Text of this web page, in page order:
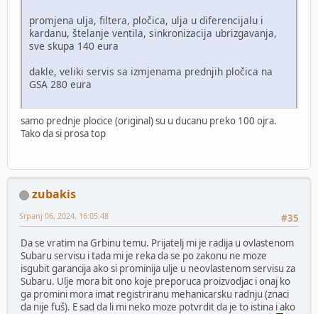
promjena ulja, filtera, pločica, ulja u diferencijalu i
kardanu, štelanje ventila, sinkronizacija ubrizgavanja,
sve skupa 140 eura
dakle, veliki servis sa izmjenama prednjih pločica na
GSA 280 eura
samo prednje plocice (original) su u ducanu preko 100 ojra.
Tako da si prosa top
zubakis
#35
Srpanj 06, 2024, 16:05:48
Da se vratim na Grbinu temu. Prijatelj mi je radija u ovlastenom
Subaru servisu i tada mi je reka da se po zakonu ne moze
isgubit garancija ako si prominija ulje u neovlastenom servisu za
Subaru. Ulje mora bit ono koje preporuca proizvodjac i onaj ko
ga promini mora imat registriranu mehanicarsku radnju (znaci
da nije fuš). E sad da li mi neko moze potvrdit da je to istina i ako